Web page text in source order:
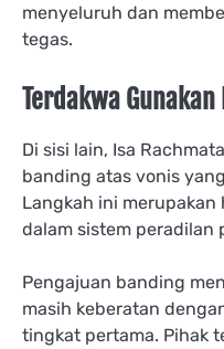
menyeluruh dan
tegas.
Terdakwa
Di sisi lain, Isa
banding atas vonis
Langkah ini
dalam sistem peradilan
Pengajuan banding
masih keberatan
tingkat pertama. Pihak